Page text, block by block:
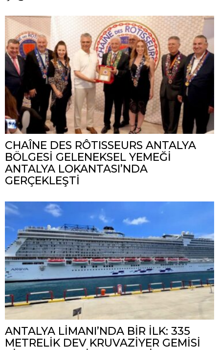
CHAÎNE DES RÔTISSEURS ANTALYA
BÖLGESİ GELENEKSEL YEMEĞİ
ANTALYA LOKANTASI’NDA
GERÇEKLEŞTİ
ANTALYA LİMANI’NDA BİR İLK: 335
METRELİK DEV KRUVAZİYER GEMİSİ